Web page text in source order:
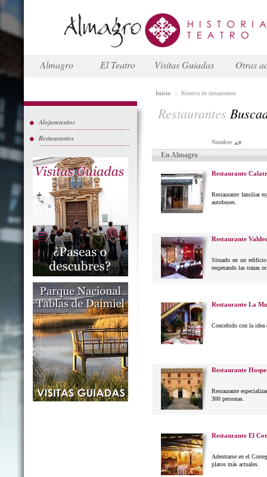
Almagro El Teatro Visitas Guiadas Otras
Alojamientos
Restaurantes
Inicio :: Reserva de restaurantes
Restaurantes
Nombre
En Almagro
Restaurante
Restaurante familiar
autobuses.
Restaurante
Situado en un edificio
respetando las trazas
Restaurante La
Concebido con la idea
Restaurante
Restaurante
300 personas.
Restaurante El
Adentrarse en el
platos más actuales.